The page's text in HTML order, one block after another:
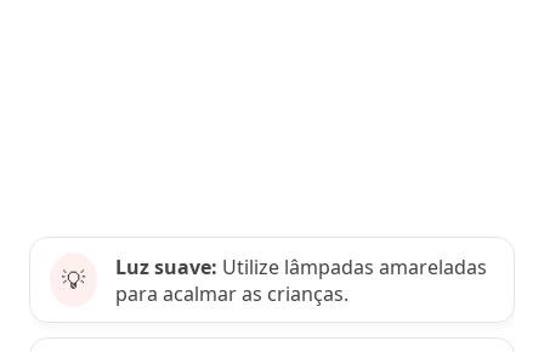
💡 Luz suave: Utilize lâmpadas amareladas
para acalmar as crianças.